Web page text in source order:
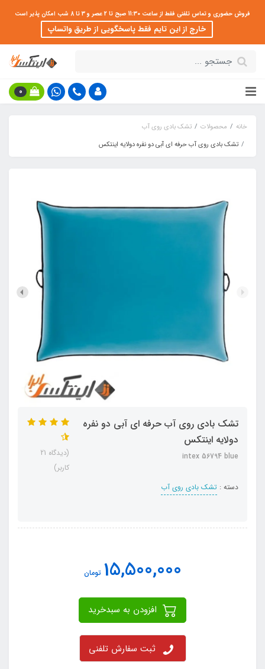
فروش حضوری و تماس تلفنی فقط از ساعت 11:30 صبح تا 2 عصر و 3 تا 8 شب امکان پذیر است
خارج از این تایم فقط پاسخگویی از طریق واتساپ
0
خانه محصولات
تشک بادی روی آب
تشک بادی روی آب حرفه ای آبی دو نفره دولایه اینتکس
تشک بادی روی آب حرفه ای آبی دو نفره
دولایه اینتکس
intex 56794 blue
دسته : تشک بادی روی آب
(دیدگاه 21
کاربر)
15,500,000 تومان
ثبت سفارش تلفنی